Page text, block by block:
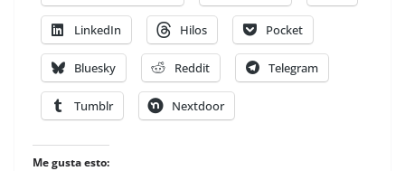
LinkedIn Hilos Pocket
Bluesky Reddit Telegram
Tumblr Nextdoor
Me gusta esto: